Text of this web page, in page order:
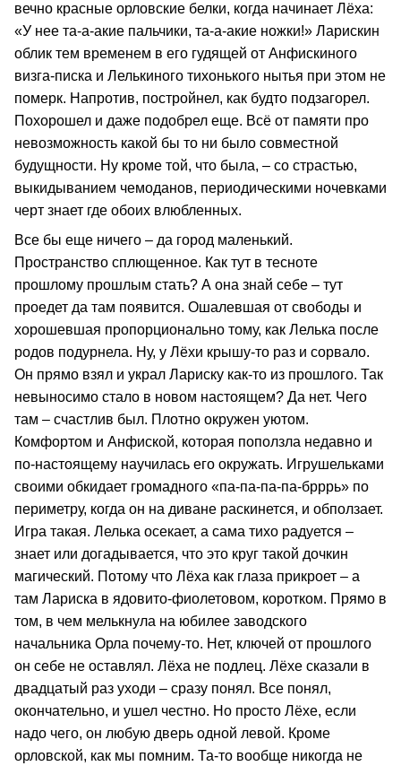
вечно красные орловские белки, когда начинает Лёха:
«У нее та-а-акие пальчики, та-а-акие ножки!» Ларискин
облик тем временем в его гудящей от Анфискиного
визга-писка и Лелькиного тихонького нытья при этом не
померк. Напротив, постройнел, как будто подзагорел.
Похорошел и даже подобрел еще. Всё от памяти про
невозможность какой бы то ни было совместной
будущности. Ну кроме той, что была, – со страстью,
выкидыванием чемоданов, периодическими ночевками
черт знает где обоих влюбленных.
Все бы еще ничего – да город маленький.
Пространство сплющенное. Как тут в тесноте
прошлому прошлым стать? А она знай себе – тут
проедет да там появится. Ошалевшая от свободы и
хорошевшая пропорционально тому, как Лелька после
родов подурнела. Ну, у Лёхи крышу-то раз и сорвало.
Он прямо взял и украл Лариску как-то из прошлого. Так
невыносимо стало в новом настоящем? Да нет. Чего
там – счастлив был. Плотно окружен уютом.
Комфортом и Анфиской, которая поползла недавно и
по-настоящему научилась его окружать. Игрушельками
своими обкидает громадного «па-па-па-па-брррь» по
периметру, когда он на диване раскинется, и обползает.
Игра такая. Лелька осекает, а сама тихо радуется –
знает или догадывается, что это круг такой дочкин
магический. Потому что Лёха как глаза прикроет – а
там Лариска в ядовито-фиолетовом, коротком. Прямо в
том, в чем мелькнула на юбилее заводского
начальника Орла почему-то. Нет, ключей от прошлого
он себе не оставлял. Лёха не подлец. Лёхе сказали в
двадцатый раз уходи – сразу понял. Все понял,
окончательно, и ушел честно. Но просто Лёхе, если
надо чего, он любую дверь одной левой. Кроме
орловской, как мы помним. Та-то вообще никогда не